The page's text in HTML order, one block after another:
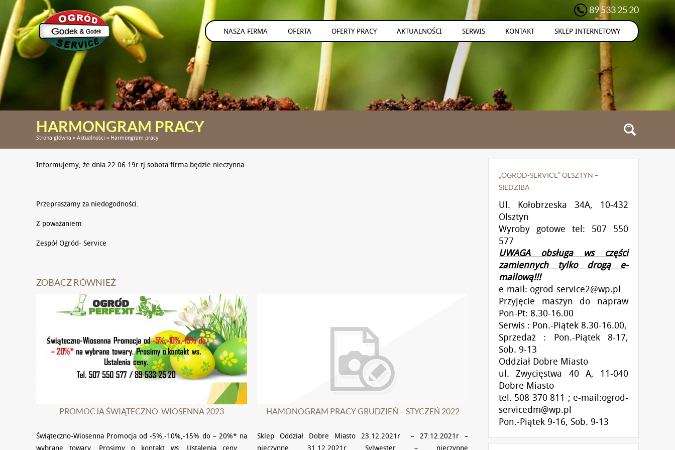
89 533 25 20
NASZA FIRMA OFERTA OFERTY PRACY AKTUALNOŚCI SERWIS KONTAKT SKLEP INTERNETOWY
HARMONGRAM PRACY
Strona główna » Aktualności » Harmongram pracy
Informujemy, że dnia 22.06.19r tj.sobota firma będzie nieczynna.
Przepraszamy za niedogodności.
Z poważaniem
Zespół Ogród- Service
ZOBACZ RÓWNIEŻ
PROMOCJA ŚWIĄTECZNO-WIOSENNA 2023
Świąteczno-Wiosenna Promocja od -5%,-10%,-15% do – 20%* na
wybrane towary. Prosimy o kontakt ws. Ustalenia ceny.
HAMONOGRAM PRACY GRUDZIEŃ – STYCZEŃ 2022
Sklep Oddział Dobre Miasto 23.12.2021r – 27.12.2021r –
nieczynne 31.12.2021r Sylwester – nieczynne
„OGRÓD-SERVICE” OLSZTYN –
SIEDZIBA
Ul. Kołobrzeska 34A, 10-432
Olsztyn
Wyroby gotowe tel: 507 550
577
UWAGA obsługa ws części
zamiennych tylko drogą e-
mailową!!!
e-mail: ogrod-service2@wp.pl
Przyjęcie maszyn do napraw
Pon-Pt: 8.30-16.00
Serwis : Pon.-Piątek 8.30-16.00,
Sprzedaż : Pon.-Piątek 8-17,
Sob. 9-13
Oddział Dobre Miasto
ul. Zwycięstwa 40 A, 11-040
Dobre Miasto
tel. 508 370 811 ; e-mail:ogrod-
servicedm@wp.pl
Pon.-Piątek 9-16, Sob. 9-13